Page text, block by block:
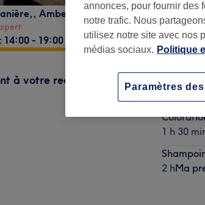
, Ambert
- 19:00
à votre recherche
1 h 30
2 hMa
annonces, pour fournir des
notre trafic. Nous
utilisez notre site avec nos
médias sociaux. Politique
Paramètres